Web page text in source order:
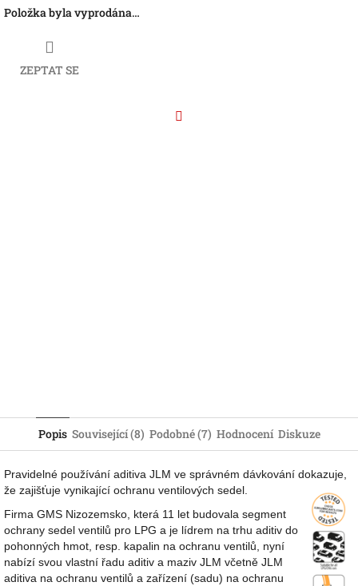
Položka byla vyprodána…
ZEPTAT SE
Popis Související (8) Podobné (7) Hodnocení Diskuze
Pravidelné používání aditiva JLM ve správném dávkování dokazuje,
že zajišťuje vynikající ochranu ventilových sedel.
Firma GMS Nizozemsko, která 11 let budovala segment
ochrany sedel ventilů pro LPG a je lídrem na trhu aditiv do
pohonných hmot, resp. kapalin na ochranu ventilů, nyní
nabízí svou vlastní řadu aditiv a maziv JLM včetně JLM
aditiva na ochranu ventilů a zařízení (sadu) na ochranu